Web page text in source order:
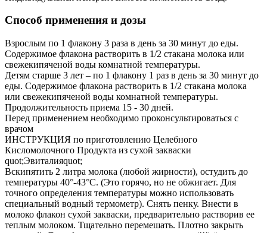
Способ применения и дозы
Взрослым по 1 флакону 3 раза в день за 30 минут до еды.
Содержимое флакона растворить в 1/2 стакана молока или
свежекипяченой воды комнатной температуры.
Детям старше 3 лет – по 1 флакону 1 раз в день за 30 минут до
еды. Содержимое флакона растворить в 1/2 стакана молока
или свежекипяченой воды комнатной температуры.
Продолжительность приема 15 - 30 дней.
Перед применением необходимо проконсультироваться с
врачом
ИНСТРУКЦИЯ по приготовлению Целебного
Кисломолочного Продукта из сухой закваски
quot;Эвиталияquot;
Вскипятить 2 литра молока (любой жирности), остудить до
температуры 40°-43°С. (Это горячо, но не обжигает. Для
точного определения температуры можно использовать
специальный водный термометр). Снять пенку. Внести в
молоко флакон сухой закваски, предварительно растворив ее
теплым молоком. Тщательно перемешать. Плотно закрыть